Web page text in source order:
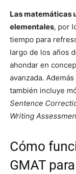
Las matemáticas
elementales, por
tiempo para
largo de los años
ahondar en
avanzada.
también incluye
Sentence
Writing
Cómo
GMAT